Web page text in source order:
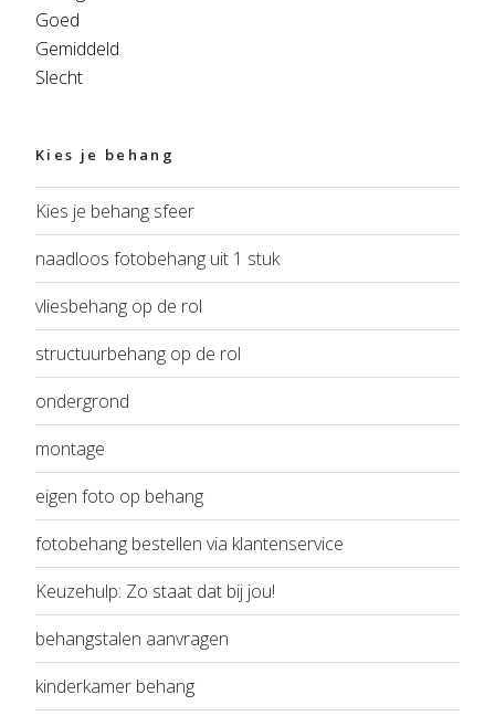
Goed
Gemiddeld
Slecht
Kies je behang
Kies je behang sfeer
naadloos fotobehang uit 1 stuk
vliesbehang op de rol
structuurbehang op de rol
ondergrond
montage
eigen foto op behang
fotobehang bestellen via klantenservice
Keuzehulp: Zo staat dat bij jou!
behangstalen aanvragen
kinderkamer behang